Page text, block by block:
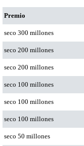
Premio
seco 300 millones
seco 200 millones
seco 200 millones
seco 100 millones
seco 100 millones
seco 100 millones
seco 50 millones